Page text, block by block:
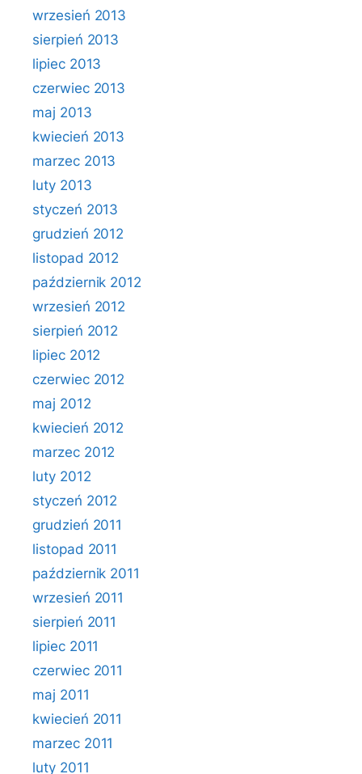
wrzesień 2013
sierpień 2013
lipiec 2013
czerwiec 2013
maj 2013
kwiecień 2013
marzec 2013
luty 2013
styczeń 2013
grudzień 2012
listopad 2012
październik 2012
wrzesień 2012
sierpień 2012
lipiec 2012
czerwiec 2012
maj 2012
kwiecień 2012
marzec 2012
luty 2012
styczeń 2012
grudzień 2011
listopad 2011
październik 2011
wrzesień 2011
sierpień 2011
lipiec 2011
czerwiec 2011
maj 2011
kwiecień 2011
marzec 2011
luty 2011